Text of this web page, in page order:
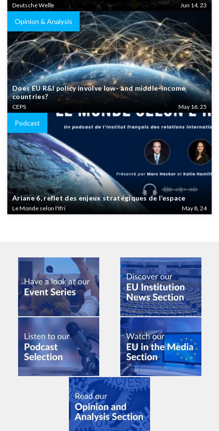
Deutsche Welle Jun 14, 23
Opinion & Analysis
Does EU R&I policy involve low- and middle-income
countries?
CEPS May 16, 25
Podcast
Ariane 6, reflet des enjeux stratégiques de l’espace
Le Monde selon l'Ifri May 8, 24